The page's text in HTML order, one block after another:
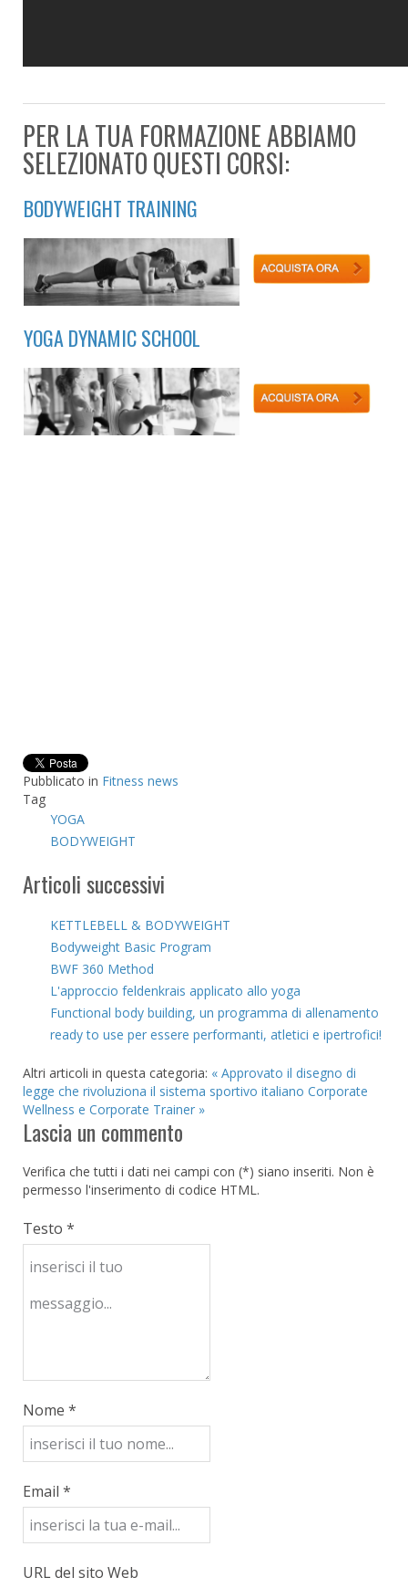
PER LA TUA FORMAZIONE ABBIAMO
SELEZIONATO QUESTI CORSI:
BODYWEIGHT TRAINING
YOGA DYNAMIC SCHOOL
Pubblicato in Fitness news
Tag
YOGA
BODYWEIGHT
Articoli successivi
KETTLEBELL & BODYWEIGHT
Bodyweight Basic Program
BWF 360 Method
L'approccio feldenkrais applicato allo yoga
Functional body building, un programma di allenamento
ready to use per essere performanti, atletici e ipertrofici!
Altri articoli in questa categoria: « Approvato il disegno di
legge che rivoluziona il sistema sportivo italiano Corporate
Wellness e Corporate Trainer »
Lascia un commento
Verifica che tutti i dati nei campi con (*) siano inseriti. Non è
permesso l'inserimento di codice HTML.
Testo *
Nome *
Email *
URL del sito Web